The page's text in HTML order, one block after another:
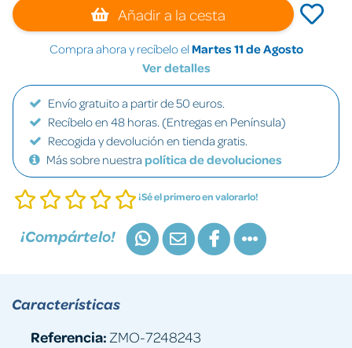
Añadir a la cesta
Compra ahora y recíbelo el Martes 11 de Agosto
Ver detalles
Envío gratuito a partir de 50 euros.
Recíbelo en 48 horas. (Entregas en Península)
Recogida y devolución en tienda gratis.
Más sobre nuestra política de devoluciones
¡Sé el primero en valorarlo!
¡Compártelo!
Características
Referencia: ZMO-7248243